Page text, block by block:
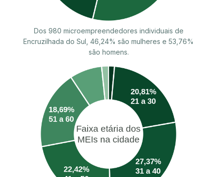
Dos 980 microempreendedores individuais de
Encruzilhada do Sul, 46,24% são mulheres e 53,76%
são homens.